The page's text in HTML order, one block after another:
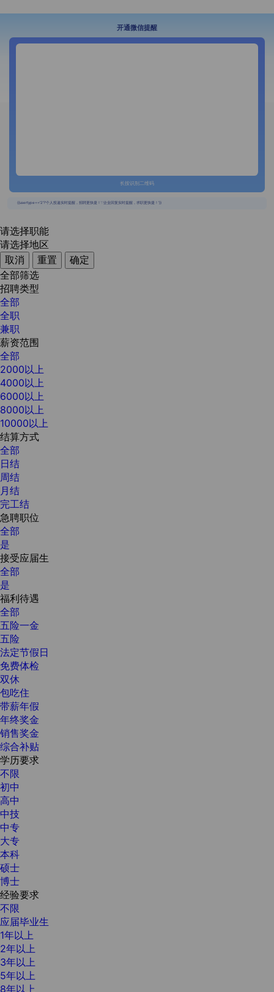
开通微信提醒
长按识别二维码
{{usertype=='2'?'个人投递实时提醒，招聘更快捷！':'企业回复实时提醒，求职更快捷！'}}
请选择职能
请选择地区
取消
重置
确定
全部筛选
招聘类型
全部
全职
兼职
薪资范围
全部
2000以上
4000以上
6000以上
8000以上
10000以上
结算方式
全部
日结
周结
月结
完工结
急聘职位
全部
是
接受应届生
全部
是
福利待遇
全部
五险一金
五险
法定节假日
免费体检
双休
包吃住
带薪年假
年终奖金
销售奖金
综合补贴
学历要求
不限
初中
高中
中技
中专
大专
本科
硕士
博士
经验要求
不限
应届毕业生
1年以上
2年以上
3年以上
5年以上
8年以上